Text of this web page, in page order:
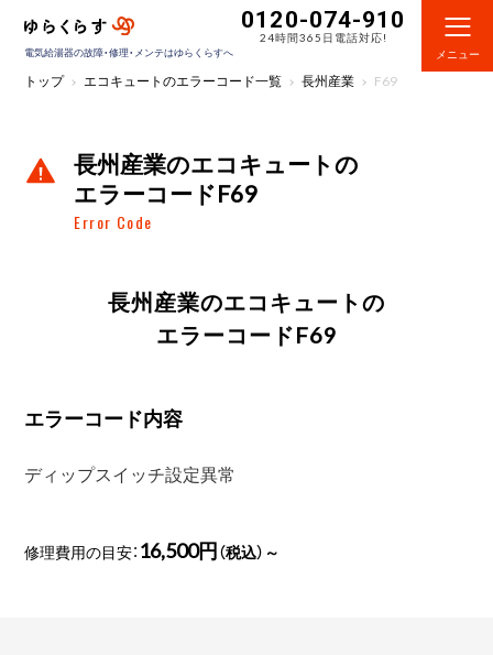
電気給湯器の故障・修理・メンテはゆらくらすへ
0120-074-910
24時間365日電話対応!
メニュー
トップ エコキュートのエラーコード一覧 長州産業 F69
長州産業のエコキュートの
エラーコードF69
Error Code
長州産業のエコキュートの
エラーコードF69
エラーコード内容
ディップスイッチ設定異常
修理費用の目安： 16,500円（税込）～